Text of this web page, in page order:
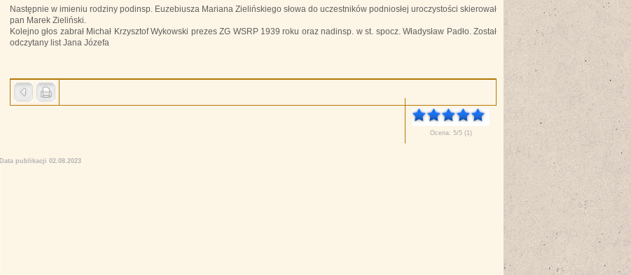
Następnie w imieniu rodziny podinsp. Euzebiusza Mariana Zielińskiego słowa do uczestników podniosłej uroczystości skierował
pan Marek Zieliński.
Kolejno głos zabrał Michał Krzysztof Wykowski prezes ZG WSRP 1939 roku oraz nadinsp. w st. spocz. Władysław Padło. Został
odczytany list Jana Józefa
Ocena: 5/5 (1)
Data publikacji 02.08.2023